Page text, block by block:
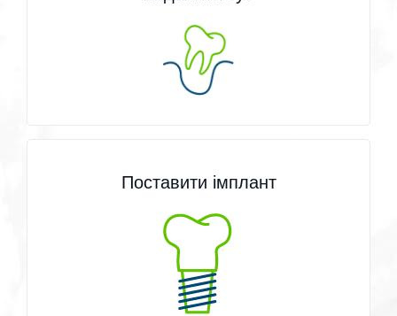
Поставити імплант